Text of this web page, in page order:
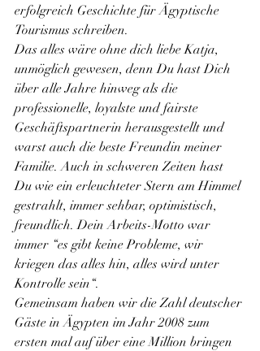
erfolgreich Geschichte für Ägyptische
Tourismus schreiben.
Das alles wäre ohne dich liebe Katja,
unmöglich gewesen, denn Du hast Dich
über alle Jahre hinweg als die
professionelle, loyalste und fairste
Geschäftspartnerin herausgestellt und
warst auch die beste Freundin meiner
Familie. Auch in schweren Zeiten hast
Du wie ein erleuchteter Stern am Himmel
gestrahlt, immer sehbar, optimistisch,
freundlich. Dein Arbeits-Motto war
immer “es gibt keine Probleme, wir
kriegen das alles hin, alles wird unter
Kontrolle sein“.
Gemeinsam haben wir die Zahl deutscher
Gäste in Ägypten im Jahr 2008 zum
ersten mal auf über eine Million bringen